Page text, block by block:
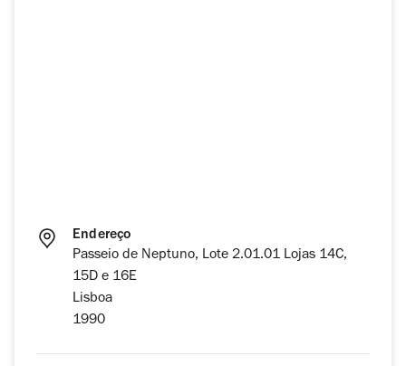
Endereço
Passeio de Neptuno, Lote 2.01.01 Lojas 14C,
15D e 16E
Lisboa
1990